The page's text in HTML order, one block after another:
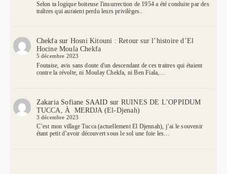
Selon ta logique boiteuse l'insurrection de 1954 a été conduite par des
traîtres qui auraient perdu leurs privilèges..
Chekfasur Hosni Kitouni : Retour sur l’histoire d’El
Hocine Moula Chekfa
5 décembre 2023
Foutaise, avis sans doute d'un descendant de ces traitres qui étaient
contre la révolte, ni Moulay Chekfa, ni Ben Fiala,…
Zakaria Sofiane SAAID sur RUINES DE L’OPPIDUM
TUCCA, À MERDJA (El-Djenah)
3 décembre 2023
C’est mon village Tucca (actuellement El Djennah), j’ai le souvenir
étant petit d’avoir découvert sous le sol une foie les…